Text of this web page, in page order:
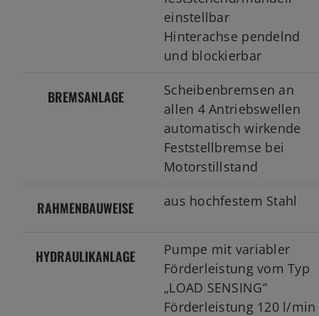
einstellbar
Hinterachse pendelnd
und blockierbar
BREMSANLAGE
Scheibenbremsen an
allen 4 Antriebswellen
automatisch wirkende
Feststellbremse bei
Motorstillstand
RAHMENBAUWEISE aus hochfestem Stahl
HYDRAULIKANLAGE
Pumpe mit variabler
Förderleistung vom Typ
„LOAD SENSING“
Förderleistung 120 l/min